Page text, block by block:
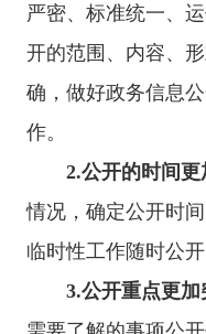
严密、标准统一、
开的范围、内容、
确，做好政务信息
作。
2.公开的时间更
情况，确定公开时
临时性工作随时公
3.公开重点更加